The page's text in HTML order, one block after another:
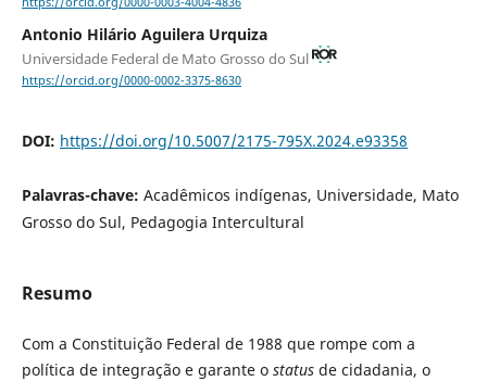
Antonio Hilário Aguilera Urquiza
Universidade Federal de Mato Grosso do Sul
https://orcid.org/0000-0002-3375-8630
DOI: https://doi.org/10.5007/2175-795X.2024.e93358
Palavras-chave: Acadêmicos indígenas, Universidade, Mato
Grosso do Sul, Pedagogia Intercultural
Resumo
Com a Constituição Federal de 1988 que rompe com a
política de integração e garante o statusde cidadania, o